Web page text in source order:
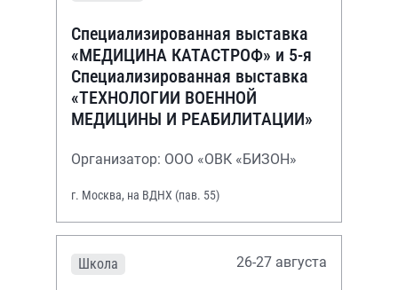
Специализированная выставка
«МЕДИЦИНА КАТАСТРОФ» и 5-я
Специализированная выставка
«ТЕХНОЛОГИИ ВОЕННОЙ
МЕДИЦИНЫ И РЕАБИЛИТАЦИИ»
Организатор: ООО «ОВК «БИЗОН»
г. Москва, на ВДНХ (пав. 55)
Школа 26-27 августа